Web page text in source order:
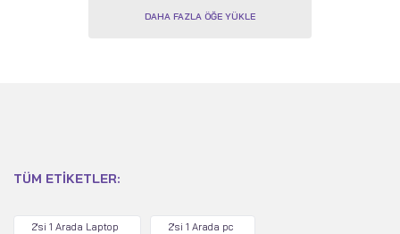
DAHA FAZLA ÖĞE YÜKLE
TÜM ETIKETLER:
2'si 1 Arada Laptop 2'si 1 Arada pc